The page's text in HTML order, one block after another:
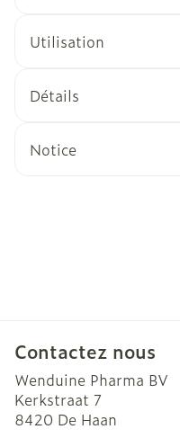
Utilisation
Détails
Notice
Contactez nous
Wenduine Pharma BV
Kerkstraat 7
8420 De Haan